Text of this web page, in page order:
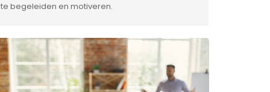
te begeleiden en motiveren.